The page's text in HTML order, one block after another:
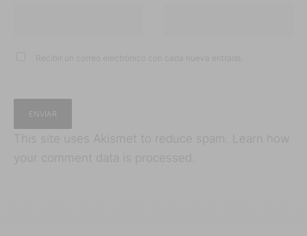
Recibir un correo electrónico con cada nueva entrada.
This site uses Akismet to reduce spam.
Learn how
your comment data is processed.